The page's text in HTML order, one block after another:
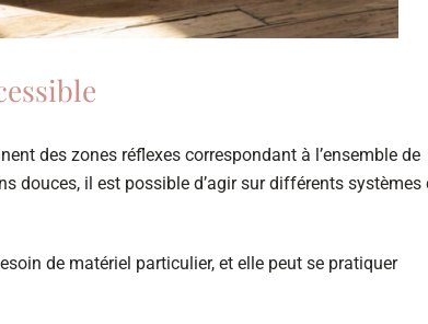
des zones réflexes correspondant à l’ensemble de
douces, il est possible d’agir sur différents systèmes
de matériel particulier, et elle peut se pratiquer